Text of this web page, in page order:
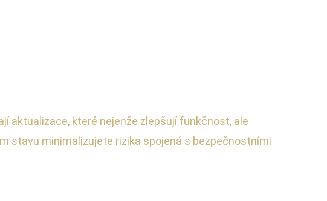
aktualizace, které nejenže zlepšují funkčnost, ale
stavu minimalizujete rizika spojená s bezpečnostními